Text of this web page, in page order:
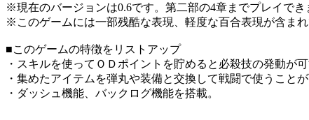
※現在のバージョンは0.6です。第二部の4章までプレイでき
※このゲームには一部残酷な表現、軽度な百合表現が含まれ
■このゲームの特徴をリストアップ
・スキルを使ってＯＤポイントを貯めると必殺技の発動が可
・集めたアイテムを弾丸や装備と交換して戦闘で使うこと
・ダッシュ機能、バックログ機能を搭載。